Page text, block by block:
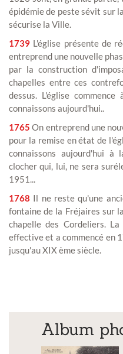
épidémie de peste sévit sur
sécurise la Ville.
1739 L'église présente de
entreprend une nouvelle
par la construction
chapelles entre ces
dessus. L'église
connaissons aujourd'hui..
1765On entreprend une
pour la remise en état de
connaissons aujourd'hui
clocher qui, lui, ne sera
1951...
1768 Il ne reste qu'une
fontaine de la Fréjaires sur
chapelle des Cordeliers.
effective et a commencé en
jusqu'au XIX ème siècle.
Album